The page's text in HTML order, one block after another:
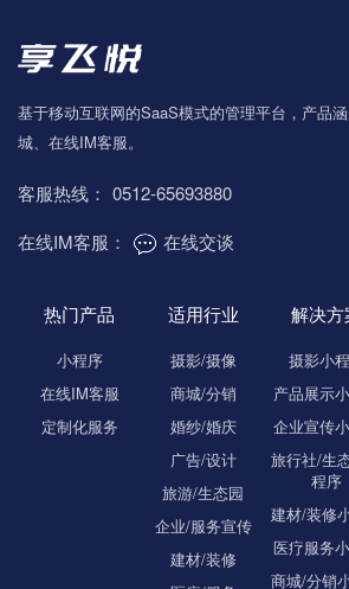
基于移动互联网的SaaS模式的管理平台，产品
城、在线IM客服。
客服热线： 0512-65693880
在线IM客服：
在线交谈
热门产品
小程序
在线IM客服
定制化服务
适用行业
摄影/摄像
商城/分销
婚纱/婚庆
广告/设计
旅游/生态园
企业/服务宣传
建材/装修
解决方
摄影小
产品展示
企业宣传
旅行社/生
程序
建材/装修
医疗服务
商城/分销